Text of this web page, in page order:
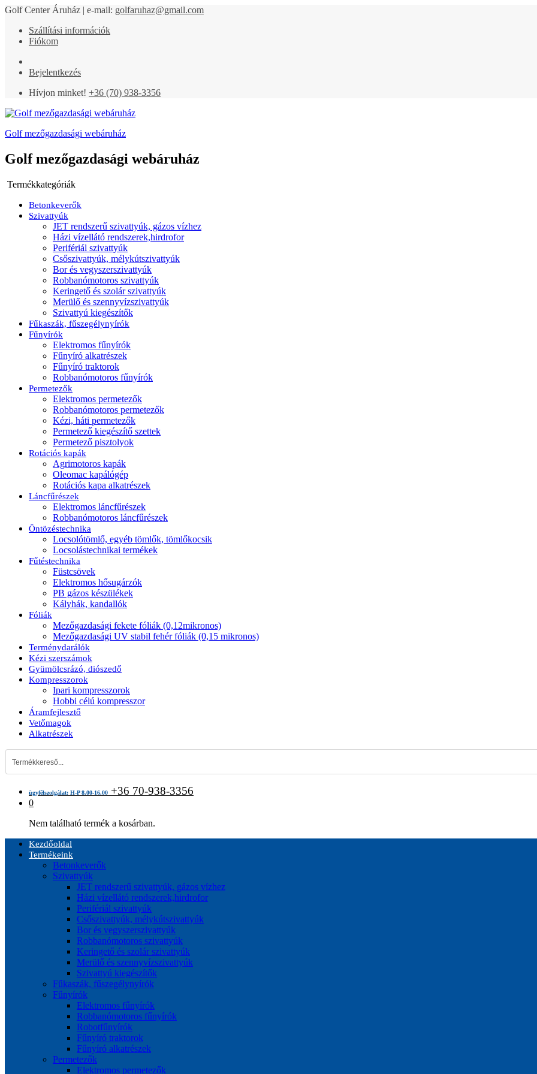
Golf Center Áruház | e-mail: golfaruhaz@gmail.com
Szállítási információk
Fiókom
Bejelentkezés
Hívjon minket! +36 (70) 938-3356
Golf mezőgazdasági webáruház
Golf mezőgazdasági webáruház
Termékkategóriák
Betonkeverők
Szivattyúk
JET rendszerű szivattyúk, gázos vízhez
Házi vízellátó rendszerek,hirdrofor
Perifériál szivattyúk
Csőszivattyúk, mélykútszivattyúk
Bor és vegyszerszivattyúk
Robbanómotoros szivattyúk
Keringető és szolár szivattyúk
Merülő és szennyvízszivattyúk
Szivattyú kiegészítők
Fűkaszák, fűszegélynyírók
Fűnyírók
Elektromos fűnyírók
Fűnyíró alkatrészek
Fűnyíró traktorok
Robbanómotoros fűnyírók
Permetezők
Elektromos permetezők
Robbanómotoros permetezők
Kézi, háti permetezők
Permetező kiegészítő szettek
Permetező pisztolyok
Rotációs kapák
Agrimotoros kapák
Oleomac kapálógép
Rotációs kapa alkatrészek
Láncfűrészek
Elektromos láncfűrészek
Robbanómotoros láncfűrészek
Öntözéstechnika
Locsolótömlő, egyéb tömlők, tömlőkocsik
Locsolástechnikai termékek
Fűtéstechnika
Füstcsövek
Elektromos hősugárzók
PB gázos készülékek
Kályhák, kandallók
Fóliák
Mezőgazdasági fekete fóliák (0,12mikronos)
Mezőgazdasági UV stabil fehér fóliák (0,15 mikronos)
Terménydarálók
Kézi szerszámok
Gyümölcsrázó, diószedő
Kompresszorok
Ipari kompresszorok
Hobbi célú kompresszor
Áramfejlesztő
Vetőmagok
Alkatrészek
ügyfélszolgálat: H-P 8.00-16.00 +36 70-938-3356
0
Nem található termék a kosárban.
Kezdőoldal
Termékeink
Betonkeverők
Szivattyúk
JET rendszerű szivattyúk, gázos vízhez
Házi vízellátó rendszerek,hirdrofor
Perifériál szivattyúk
Csőszivattyúk, mélykútszivattyúk
Bor és vegyszerszivattyúk
Robbanómotoros szivattyúk
Keringető és szolár szivattyúk
Merülő és szennyvízszivattyúk
Szivattyú kiegészítők
Fűkaszák, fűszegélynyírók
Fűnyírók
Elektromos fűnyírók
Robbanómotoros fűnyírók
Robotfűnyírók
Fűnyíró traktorok
Fűnyíró alkatrészek
Permetezők
Elektromos permetezők